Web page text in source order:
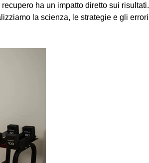
ha un impatto diretto sui risultati.
la scienza, le strategie e gli errori